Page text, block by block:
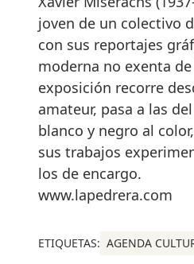
joven de un colectivo
con sus reportajes
moderna no exenta
exposición recorre
amateur, pasa a las
blanco y negro al
sus trabajos
los de encargo.
www.lapedrera.com
ETIQUETAS: AGENDA